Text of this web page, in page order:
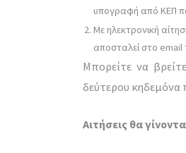
υπογραφή από ΚΕΠ
Με ηλεκτρονική
αποσταλεί στο email
Μπορείτε να
δεύτερου κηδεμόνα
Αιτήσεις θα